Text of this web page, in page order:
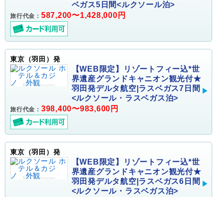
ベガス5日間<ルクソール泊>
旅行代金： 587,200〜1,428,000円
東京（羽田）発
【WEB限定】リゾートフィー込*世
界遺産グランドキャニオン観光付★
羽田発デルタ航空|ラスベガス7日間
<ルクソール・ラスベガス泊>
旅行代金： 398,400〜983,600円
東京（羽田）発
【WEB限定】リゾートフィー込*世
界遺産グランドキャニオン観光付★
羽田発デルタ航空|ラスベガス6日間
<ルクソール・ラスベガス泊>